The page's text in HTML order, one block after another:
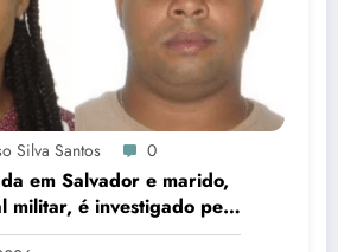
Silva Santos 0
em Salvador e marido,
militar, é investigado pelo